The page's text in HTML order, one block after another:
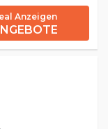
Anzeigen